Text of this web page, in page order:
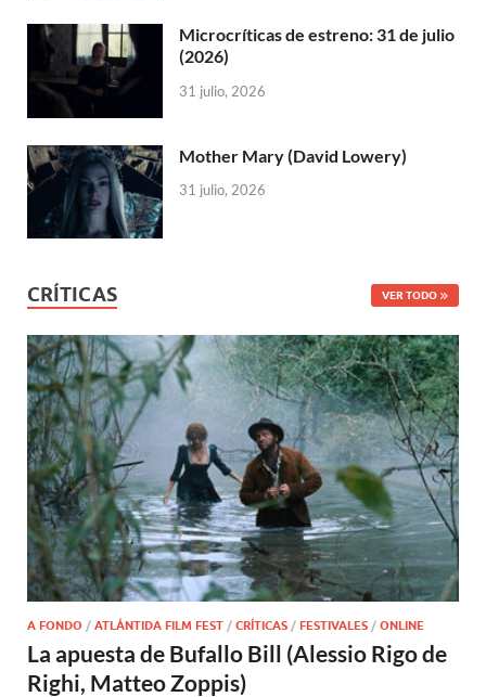
Microcríticas de estreno: 31 de julio
(2026)
31 julio, 2026
Mother Mary (David Lowery)
31 julio, 2026
CRÍTICAS VER TODO
A FONDO / ATLÁNTIDA FILM FEST / CRÍTICAS / FESTIVALES / ONLINE
La apuesta de Bufallo Bill (Alessio Rigo de
Righi, Matteo Zoppis)